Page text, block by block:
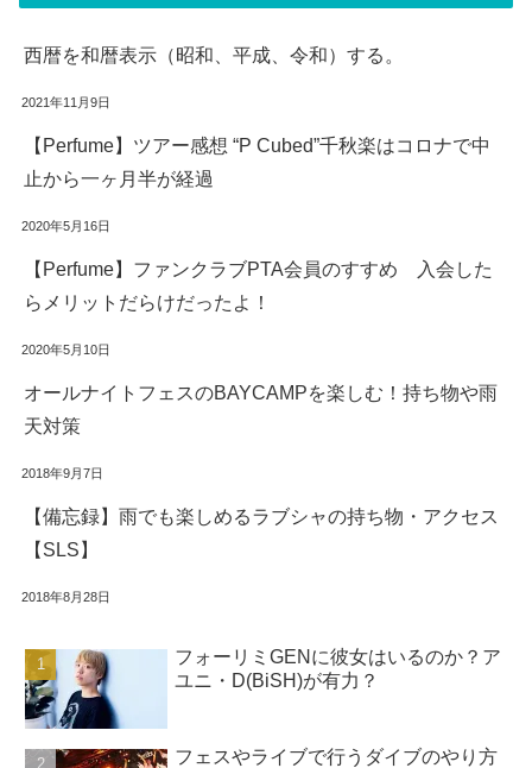
西暦を和暦表示（昭和、平成、令和）する。
2021年11月9日
【Perfume】ツアー感想 “P Cubed”千秋楽はコロナで中
止から一ヶ月半が経過
2020年5月16日
【Perfume】ファンクラブPTA会員のすすめ 入会した
らメリットだらけだったよ！
2020年5月10日
オールナイトフェスのBAYCAMPを楽しむ！持ち物や雨
天対策
2018年9月7日
【備忘録】雨でも楽しめるラブシャの持ち物・アクセス
【SLS】
2018年8月28日
フォーリミGENに彼女はいるのか？ア
ユニ・D(BiSH)が有力？
フェスやライブで行うダイブのやり方